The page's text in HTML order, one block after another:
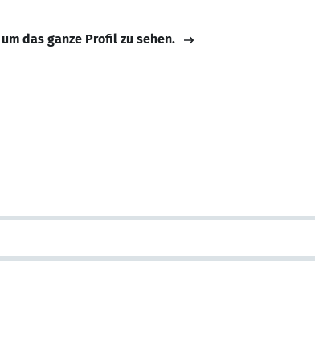
das ganze Profil zu sehen.